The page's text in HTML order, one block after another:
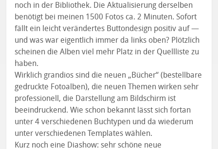
noch in der Bibliothek. Die Aktualisierung derselben
benötigt bei meinen 1500 Fotos ca. 2 Minuten. Sofort
fällt ein leicht verändertes Buttondesign positiv auf —
und was war eigentlich immer da links oben? Plötzlich
scheinen die Alben viel mehr Platz in der Quellliste zu
haben.
Wirklich grandios sind die neuen „Bücher“ (bestellbare
gedruckte Fotoalben), die neuen Themen wirken sehr
professionell, die Darstellung am Bildschirm ist
beeindruckend. Wie schon bekannt lässt sich fortan
unter 4 verschiedenen Buchtypen und da wiederum
unter verschiedenen Templates wählen.
Kurz noch eine Diashow: sehr schöne neue